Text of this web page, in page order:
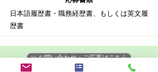
日本語履歴書・職務経歴書、もしくは英文履
歴書
>> お問い合わせ・ご応募はこちら